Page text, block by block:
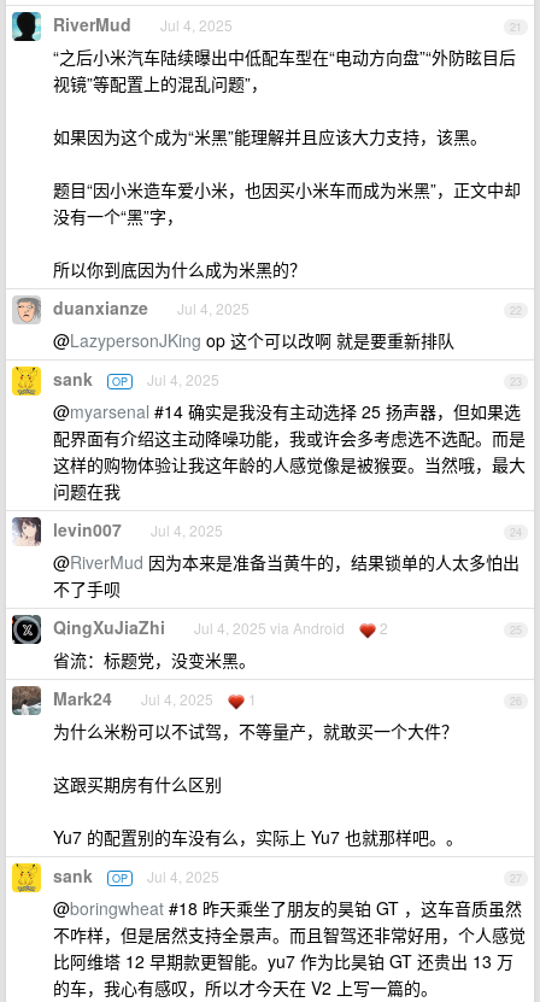
21
RiverMud Jul 4, 2025
“之后小米汽车陆续曝出中低配车型在“电动方向盘”“外防眩目后
视镜”等配置上的混乱问题”，
如果因为这个成为“米黑”能理解并且应该大力支持，该黑。
题目“因小米造车爱小米，也因买小米车而成为米黑”，正文中却
没有一个“黑”字，
所以你到底因为什么成为米黑的？
22
duanxianze Jul 4, 2025
@LazypersonJKing op 这个可以改啊 就是要重新排队
23
sank OP Jul 4, 2025
@myarsenal #14 确实是我没有主动选择 25 扬声器，但如果选
配界面有介绍这主动降噪功能，我或许会多考虑选不选配。而是
这样的购物体验让我这年龄的人感觉像是被猴耍。当然哦，最大
问题在我
24
levin007 Jul 4, 2025
@RiverMud 因为本来是准备当黄牛的，结果锁单的人太多怕出
不了手呗
25
QingXuJiaZhi Jul 4, 2025 via Android 2
省流：标题党，没变米黑。
26
Mark24 Jul 4, 2025 1
为什么米粉可以不试驾，不等量产，就敢买一个大件？
这跟买期房有什么区别
Yu7 的配置别的车没有么，实际上 Yu7 也就那样吧。。
27
sank OP Jul 4, 2025
@boringwheat #18 昨天乘坐了朋友的昊铂 GT ，这车音质虽然
不咋样，但是居然支持全景声。而且智驾还非常好用，个人感觉
比阿维塔 12 早期款更智能。yu7 作为比昊铂 GT 还贵出 13 万
的车，我心有感叹，所以才今天在 V2 上写一篇的。